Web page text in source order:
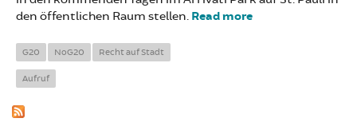
den öffentlichen Raum stellen. Read more
G20 NoG20 Recht auf Stadt
Aufruf